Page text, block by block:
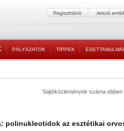
PÁLYÁZATOK TIPPEK
Sajtóközlemények száma ebben
polinukleotidok az esztétikai